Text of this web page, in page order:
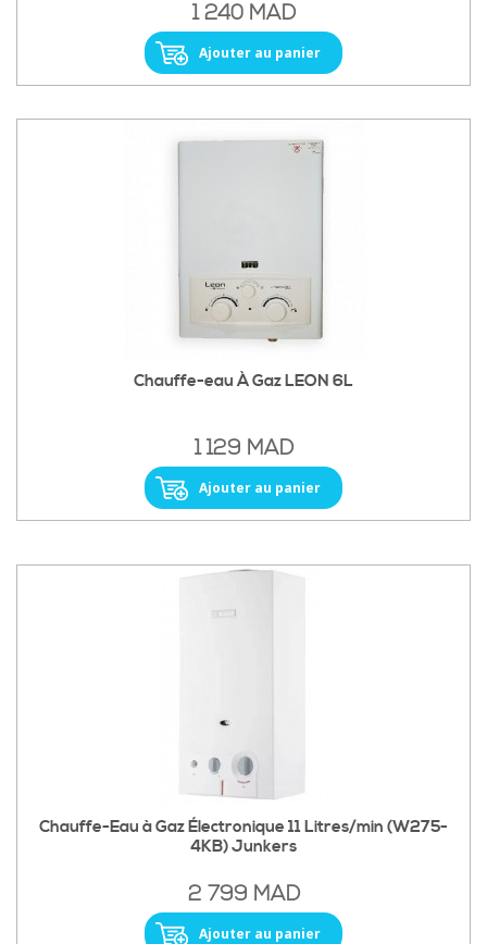
1 240 MAD
Ajouter au panier
Chauffe-eau À Gaz LEON 6L
1 129 MAD
Ajouter au panier
Chauffe-Eau à Gaz Électronique 11 Litres/min (W275-
4KB) Junkers
2 799 MAD
Ajouter au panier